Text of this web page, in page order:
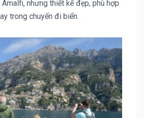
nhưng thiết kế đẹp, phù hợp
trong chuyến đi biển.